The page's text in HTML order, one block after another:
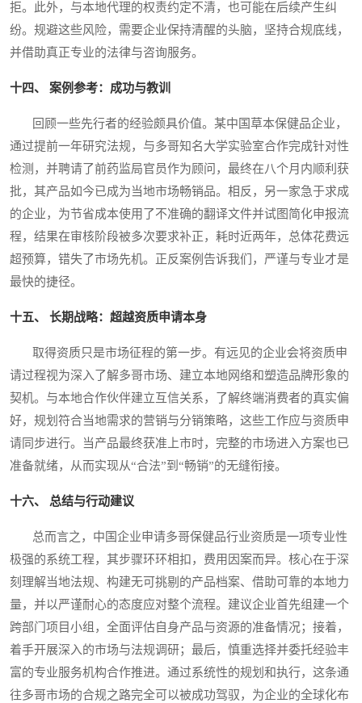
拒。此外，与本地代理的权责约定不清，也可能在后续产生纠
纷。规避这些风险，需要企业保持清醒的头脑，坚持合规底线，
并借助真正专业的法律与咨询服务。
十四、 案例参考：成功与教训
回顾一些先行者的经验颇具价值。某中国草本保健品企业，
通过提前一年研究法规，与多哥知名大学实验室合作完成针对性
检测，并聘请了前药监局官员作为顾问，最终在八个月内顺利获
批，其产品如今已成为当地市场畅销品。相反，另一家急于求成
的企业，为节省成本使用了不准确的翻译文件并试图简化申报流
程，结果在审核阶段被多次要求补正，耗时近两年，总体花费远
超预算，错失了市场先机。正反案例告诉我们，严谨与专业才是
最快的捷径。
十五、 长期战略：超越资质申请本身
取得资质只是市场征程的第一步。有远见的企业会将资质申
请过程视为深入了解多哥市场、建立本地网络和塑造品牌形象的
契机。与本地合作伙伴建立互信关系，了解终端消费者的真实偏
好，规划符合当地需求的营销与分销策略，这些工作应与资质申
请同步进行。当产品最终获准上市时，完整的市场进入方案也已
准备就绪，从而实现从“合法”到“畅销”的无缝衔接。
十六、 总结与行动建议
总而言之，中国企业申请多哥保健品行业资质是一项专业性
极强的系统工程，其步骤环环相扣，费用因案而异。核心在于深
刻理解当地法规、构建无可挑剔的产品档案、借助可靠的本地力
量，并以严谨耐心的态度应对整个流程。建议企业首先组建一个
跨部门项目小组，全面评估自身产品与资源的准备情况；接着，
着手开展深入的市场与法规调研；最后，慎重选择并委托经验丰
富的专业服务机构合作推进。通过系统性的规划和执行，这条通
往多哥市场的合规之路完全可以被成功驾驭，为企业的全球化布